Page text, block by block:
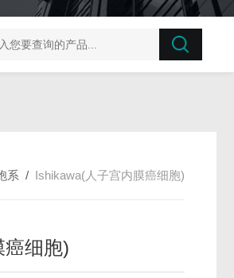
萎病菌探针法qPCR试剂盒不含内参
系 / Ishikawa(人子宫内膜癌细胞)
癌细胞)